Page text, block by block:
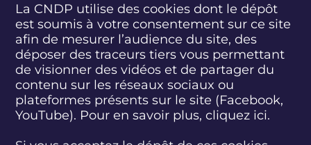
La CNDP utilise des cookies dont le dépôt
est soumis à votre consentement sur ce site
afin de mesurer l’audience du site, des
déposer des traceurs tiers vous permettant
de visionner des vidéos et de partager du
contenu sur les réseaux sociaux ou
plateformes présents sur le site (Facebook,
YouTube). Pour en savoir plus, cliquez ici.
S
u
e
z
n
u
S
u
i
v
e
z
-
n
u
S
u
i
v
e
z
-
n
u
S
u
i
v
e
z
-
n
u
S
u
i
v
e
z
-
n
u
S
u
i
v
e
z
-
n
u
S
u
i
v
e
-
n
u
abonnez-vous
S'INSCRIRE À LA NEWSLETTER